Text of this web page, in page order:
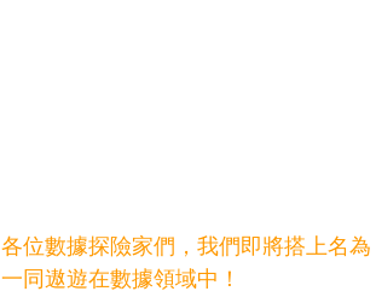
各位數據探險家們，我們即將搭上名為
一同遨遊在數據領域中！